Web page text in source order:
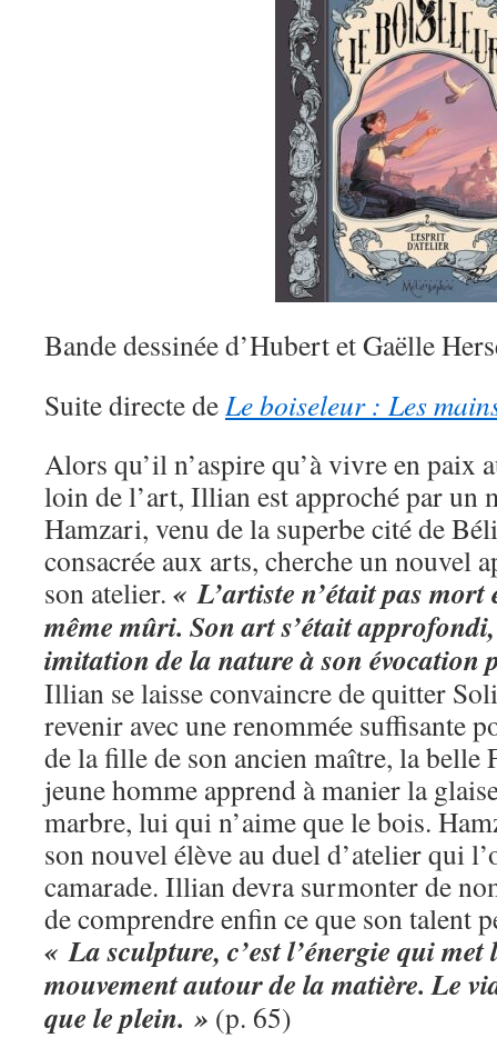
Bande dessinée d’Hubert et Gaëlle
Suite directe deLe boiseleur : Les
Alors qu’il n’aspire qu’à vivre en paix
loin de l’art, Illian est approché par un
Hamzari, venu de la superbe cité de
consacrée aux arts, cherche un nouvel
son atelier. « L’artiste n’était pas
même mûri. Son art s’était
imitation de la nature à son évocation
Illian se laisse convaincre de quitter
revenir avec une renommée suffisante
de la fille de son ancien maître, la
jeune homme apprend à manier la
marbre, lui qui n’aime que le bois.
son nouvel élève au duel d’atelier qui
camarade. Illian devra surmonter de
de comprendre enfin ce que son talent
« La sculpture, c’est l’énergie qui met
mouvement autour de la matière. Le
que le plein. » (p. 65)